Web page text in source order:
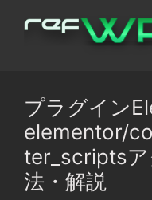
プラグイン
elementor/
ter_scripts
法・解説